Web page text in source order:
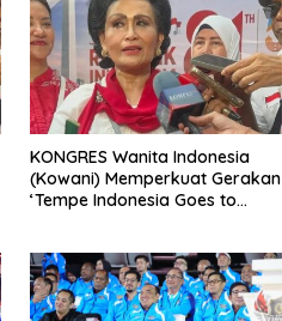
KONGRES Wanita Indonesia
(Kowani) Memperkuat Gerakan
‘Tempe Indonesia Goes to